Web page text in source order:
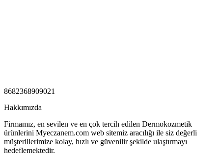
8682368909021
Hakkımızda
Firmamız, en sevilen ve en çok tercih edilen Dermokozmetik
ürünlerini Myeczanem.com web sitemiz aracılığı ile siz değerli
müşterilierimize kolay, hızlı ve güvenilir şekilde ulaştırmayı
hedeflemektedir.